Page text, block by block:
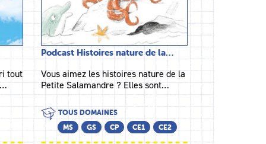
tout
Podcast Histoires nature de la…
Vous aimez les histoires nature de la
Petite Salamandre ? Elles sont…
TOUS DOMAINES
MS
GS CP CE1 CE2